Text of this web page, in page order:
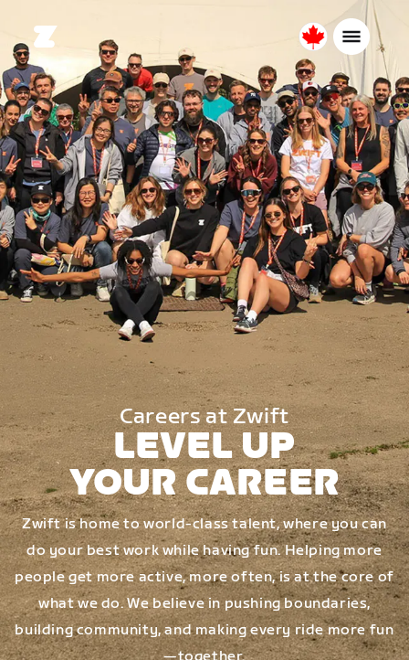
Canada
Français
Careers at Zwift
LEVEL UP
YOUR CAREER
Zwift is home to world-class talent, where you can
do your best work while having fun. Helping more
people get more active, more often, is at the core of
what we do. We believe in pushing boundaries,
building community, and making every ride more fun